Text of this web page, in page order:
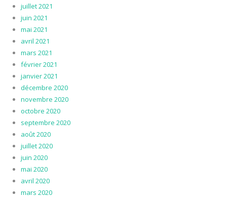
juillet 2021
juin 2021
mai 2021
avril 2021
mars 2021
février 2021
janvier 2021
décembre 2020
novembre 2020
octobre 2020
septembre 2020
août 2020
juillet 2020
juin 2020
mai 2020
avril 2020
mars 2020